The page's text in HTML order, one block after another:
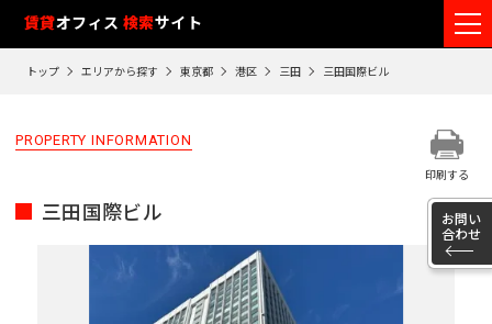
賃貸オフィス 検索サイト
トップ エリアから探す 東京都 港区 三田 三田国際ビル
PROPERTY INFORMATION
印刷する
お問い
合わせ
三田国際ビル
フ
ロ
ア
覧
歴